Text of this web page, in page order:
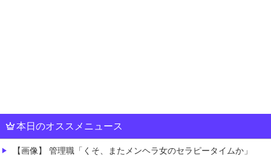
本日のオススメニュース
【画像】 管理職「くそ、またメンヘラ女のセラピータイムか」